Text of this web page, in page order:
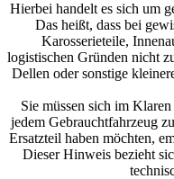
Hierbei handelt es sich um
Das heißt, dass bei
Karosserieteile,
logistischen Gründen nicht
Dellen oder sonstige
Sie müssen sich im
jedem Gebrauchtfahrzeug
Ersatzteil haben möchten,
Dieser Hinweis bezieht